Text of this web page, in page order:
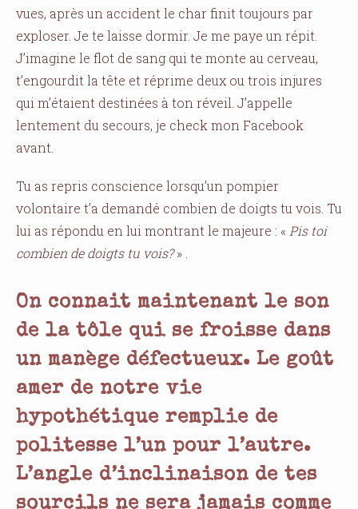
vues, après un accident le char finit toujours par
exploser. Je te laisse dormir. Je me paye un répit.
J’imagine le flot de sang qui te monte au cerveau,
t’engourdit la tête et réprime deux ou trois injures
qui m’étaient destinées à ton réveil. J’appelle
lentement du secours, je check mon Facebook
avant.
Tu as repris conscience lorsqu’un pompier
volontaire t’a demandé combien de doigts tu vois. Tu
lui as répondu en lui montrant le majeure : « Pis toi
combien de doigts tu vois?» .
On connait maintenant le son
de la tôle qui se froisse dans
un manège défectueux. Le goût
amer de notre vie
hypothétique remplie de
politesse l’un pour l’autre.
L’angle d’inclinaison de tes
sourcils ne sera jamais comme